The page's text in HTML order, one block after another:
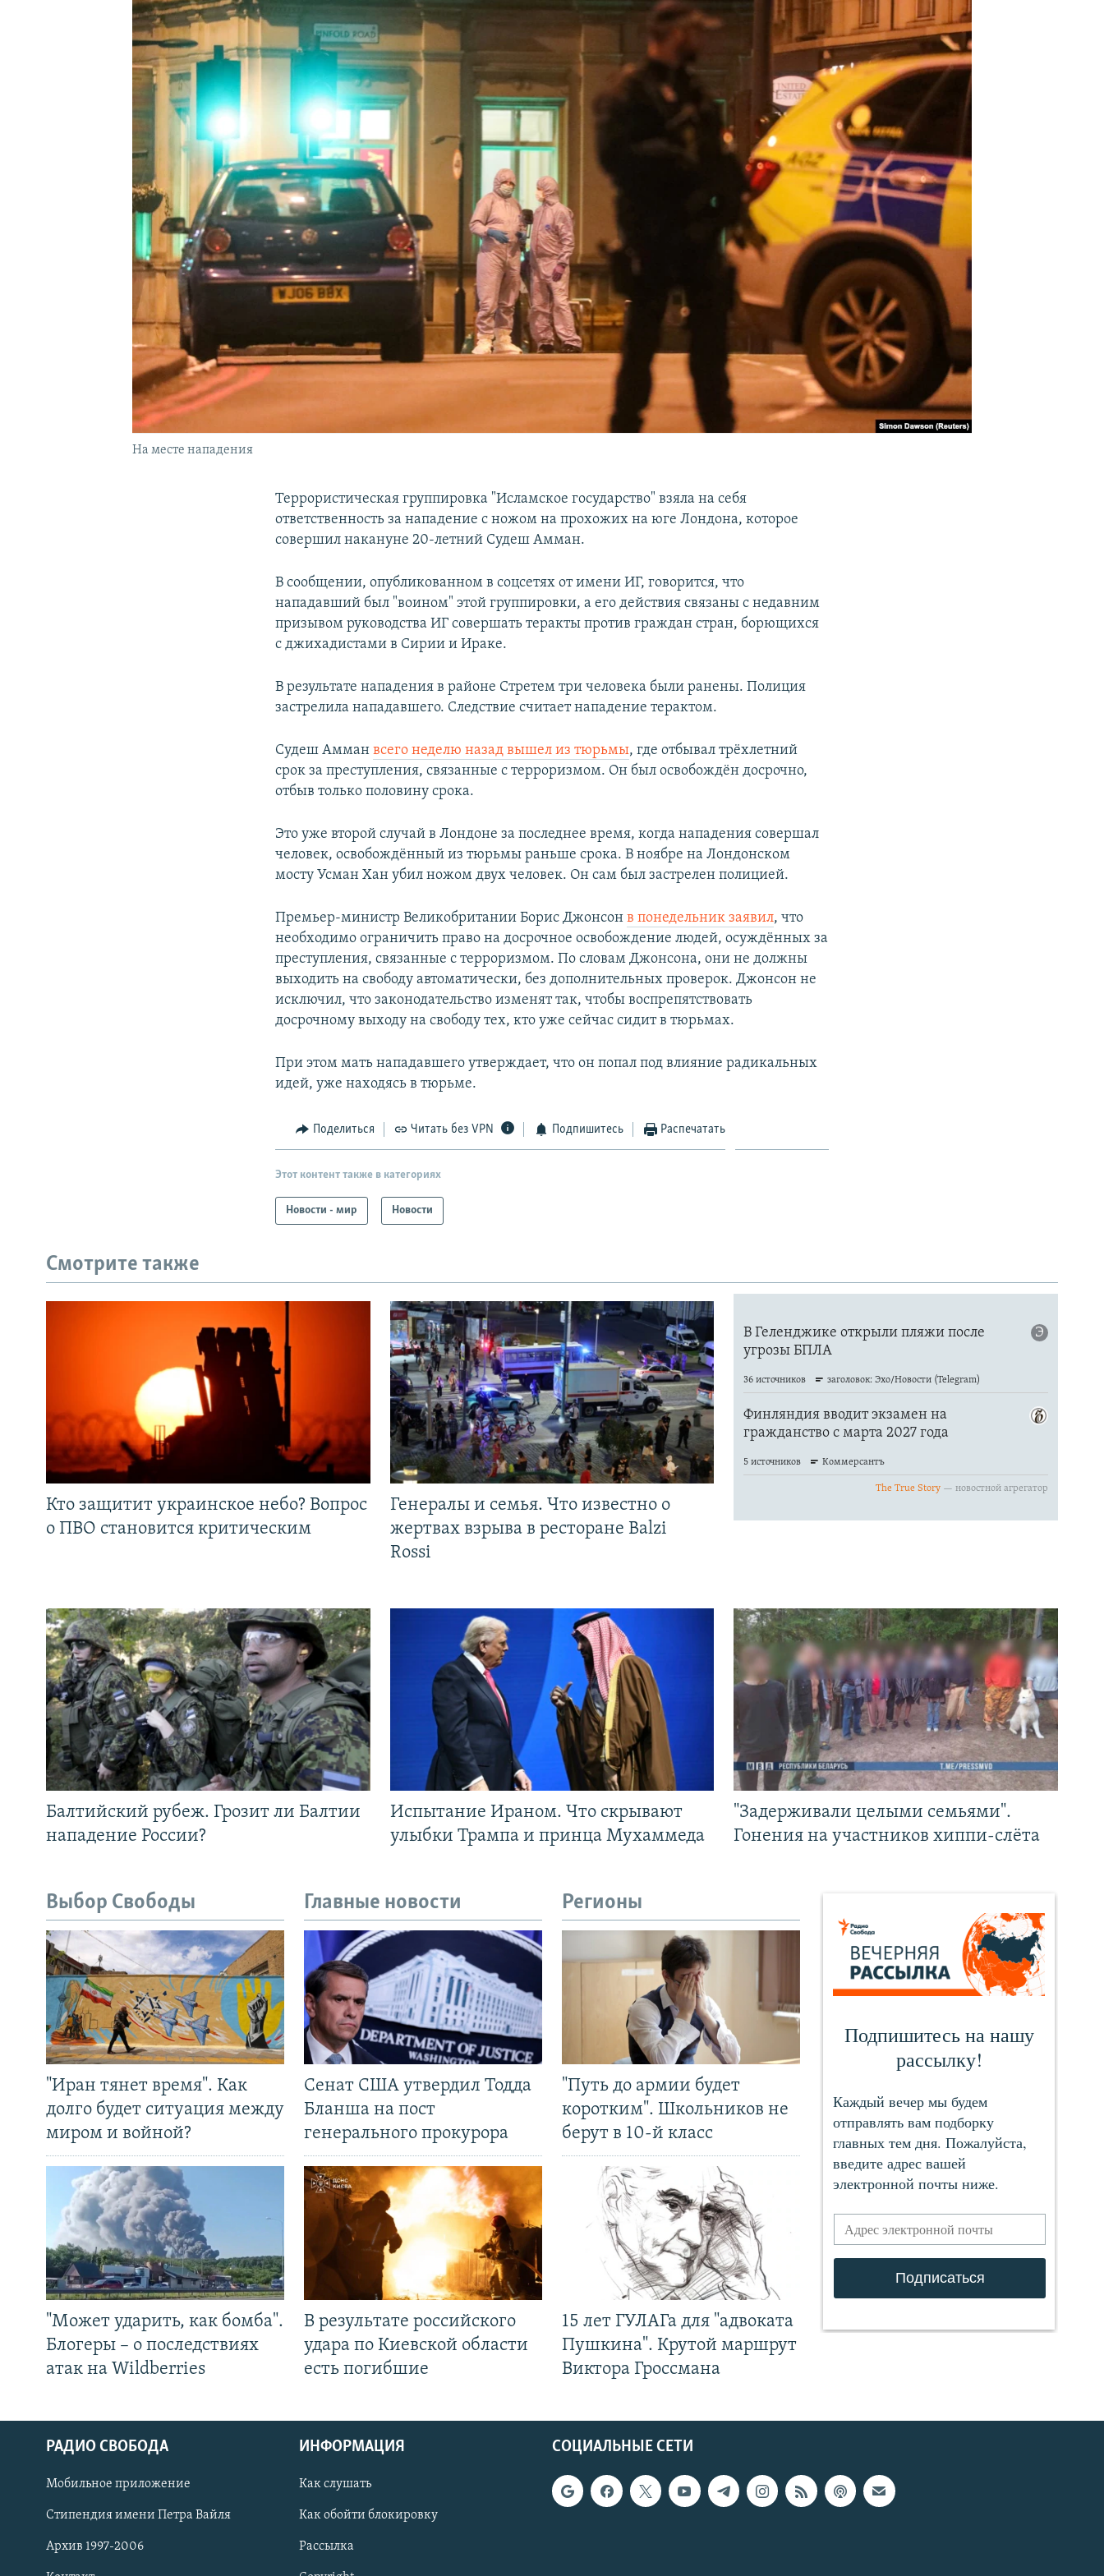
ПОДПИШИТЕСЬ НА РАССЫЛКУ
СОЦИАЛЬНЫЕ СЕТИ
На месте нападения
Террористическая группировка "Исламское государство" взяла на себя
ответственность за нападение с ножом на прохожих на юге Лондона, которое
совершил накануне 20-летний Судеш Амман.
В сообщении, опубликованном в соцсетях от имени ИГ, говорится, что
нападавший был "воином" этой группировки, а его действия связаны с недавним
призывом руководства ИГ совершать теракты против граждан стран, борющихся
с джихадистами в Сирии и Ираке.
В результате нападения в районе Стретем три человека были ранены. Полиция
застрелила нападавшего. ​Следствие считает нападение терактом.
Судеш Амманвсего неделю назад вышел из тюрьмы, где отбывал трёхлетний
срок за преступления, связанные с терроризмом. Он был освобождён досрочно,
отбыв только половину срока.
Это уже второй случай в Лондоне за последнее время, когда нападения совершал
человек, освобождённый из тюрьмы раньше срока. В ноябре на Лондонском
мосту Усман Хан убил ножом двух человек. Он сам был застрелен полицией.
Премьер-министр Великобритании Борис Джонсонв понедельник заявил, что
необходимо ограничить право на досрочное освобождение людей, осуждённых за
преступления, связанные с терроризмом. По словам Джонсона, они не должны
выходить на свободу автоматически, без дополнительных проверок. Джонсон не
исключил, что законодательство изменят так, чтобы воспрепятствовать
досрочному выходу на свободу тех, кто уже сейчас сидит в тюрьмах.
При этом мать нападавшего утверждает, что он попал под влияние радикальных
идей, уже находясь в тюрьме.
Поделиться Читать без VPN Подпишитесь Распечатать
Этот контент также в категориях
Новости - мир Новости
Смотрите также
Кто защитит украинское небо? Вопрос
о ПВО становится критическим
Генералы и семья. Что известно о
жертвах взрыва в ресторане Balzi
Rossi
Балтийский рубеж. Грозит ли Балтии
нападение России?
Испытание Ираном. Что скрывают
улыбки Трампа и принца Мухаммеда
"Задерживали целыми семьями".
Гонения на участников хиппи-слёта
Выбор Свободы
"Иран тянет время". Как
долго будет ситуация между
миром и войной?
"Может ударить, как бомба".
Блогеры – о последствиях
атак на Wildberries
Главные новости
Сенат США утвердил Тодда
Бланша на пост
генерального прокурора
В результате российского
удара по Киевской области
есть погибшие
Регионы
"Путь до армии будет
коротким". Школьников не
берут в 10-й класс
15 лет ГУЛАГа для "адвоката
Пушкина". Крутой маршрут
Виктора Гроссмана
СОЦИАЛЬНЫЕ СЕТИ
РАДИО СВОБОДА
Мобильное приложение
Стипендия имени Петра Вайля
Архив 1997-2006
ИНФОРМАЦИЯ
Как слушать
Как обойти блокировку
Рассылка